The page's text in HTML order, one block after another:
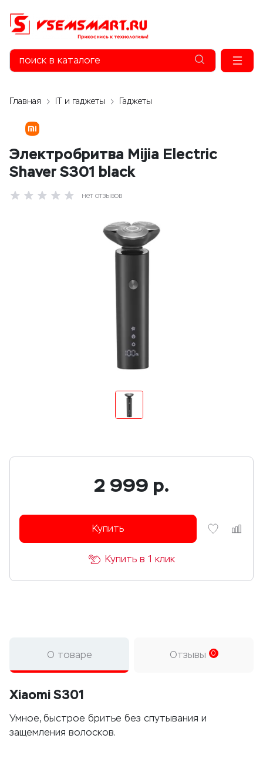
Главная IT и гаджеты Гаджеты
Электробритва Mijia Electric
Shaver S301 black
нет отзывов
2 999 р.
Купить
Купить в 1 клик
О товаре Отзывы 0
Xiaomi S301
Умное, быстрое бритье без спутывания и
защемления волосков.